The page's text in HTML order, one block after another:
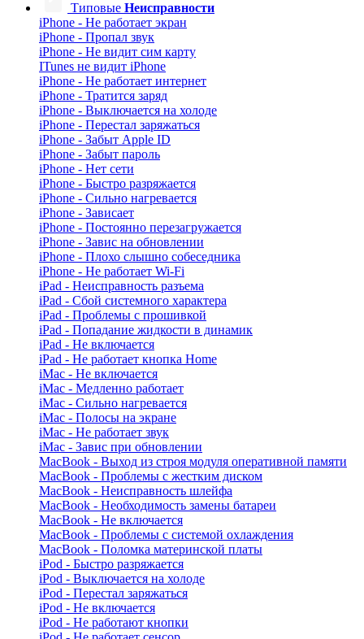
Типовые Неисправности
iPhone - Не работает экран
iPhone - Пропал звук
iPhone - Не видит сим карту
ITunes не видит iPhone
iPhone - Не работает интернет
iPhone - Тратится заряд
iPhone - Выключается на холоде
iPhone - Перестал заряжаться
iPhone - Забыт Apple ID
iPhone - Забыт пароль
iPhone - Нет сети
iPhone - Быстро разряжается
iPhone - Сильно нагревается
iPhone - Зависает
iPhone - Постоянно перезагружается
iPhone - Завис на обновлении
iPhone - Плохо слышно собеседника
iPhone - Не работает Wi-Fi
iPad - Неисправность разъема
iPad - Сбой системного характера
iPad - Проблемы с прошивкой
iPad - Попадание жидкости в динамик
iPad - Не включается
iPad - Не работает кнопка Home
iMac - Не включается
iMac - Медленно работает
iMac - Сильно нагревается
iMac - Полосы на экране
iMac - Не работает звук
iMac - Завис при обновлении
MacBook - Выход из строя модуля оперативной памяти
MacBook - Проблемы с жестким диском
MacBook - Неисправность шлейфа
MacBook - Необходимость замены батареи
MacBook - Не включается
MacBook - Проблемы с системой охлаждения
MacBook - Поломка материнской платы
iPod - Быстро разряжается
iPod - Выключается на холоде
iPod - Перестал заряжаться
iPod - Не включается
iPod - Не работают кнопки